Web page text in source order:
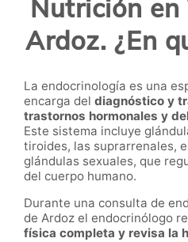
Nutrición en
Ardoz. ¿En
La endocrinología es una
encarga del diagnóstico y
trastornos hormonales y
Este sistema incluye
tiroides, las suprarrenales,
glándulas sexuales, que
del cuerpo humano.
Durante una consulta de
de Ardoz el endocrinólogo
física completa y revisa la